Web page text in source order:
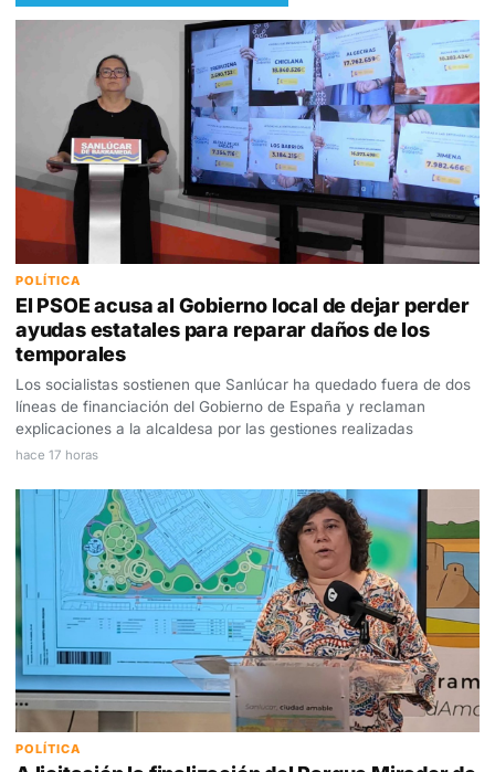
POLÍTICA
El PSOE acusa al Gobierno local de dejar perder
ayudas estatales para reparar daños de los
temporales
Los socialistas sostienen que Sanlúcar ha quedado fuera de dos
líneas de financiación del Gobierno de España y reclaman
explicaciones a la alcaldesa por las gestiones realizadas
hace 17 horas
POLÍTICA